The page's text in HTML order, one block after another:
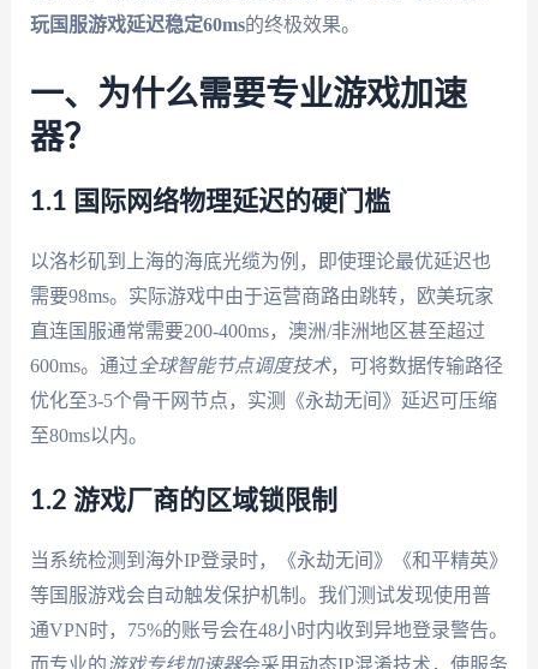
玩国服游戏延迟稳定60ms的终极效果。
一、为什么需要专业游戏加速
器？
1.1 国际网络物理延迟的硬门槛
以洛杉矶到上海的海底光缆为例，即使理论最优延迟也
需要98ms。实际游戏中由于运营商路由跳转，欧美玩家
直连国服通常需要200-400ms，澳洲/非洲地区甚至超过
600ms。通过全球智能节点调度技术，可将数据传输路径
优化至3-5个骨干网节点，实测《永劫无间》延迟可压缩
至80ms以内。
1.2 游戏厂商的区域锁限制
当系统检测到海外IP登录时，《永劫无间》《和平精英》
等国服游戏会自动触发保护机制。我们测试发现使用普
通VPN时，75%的账号会在48小时内收到异地登录警告。